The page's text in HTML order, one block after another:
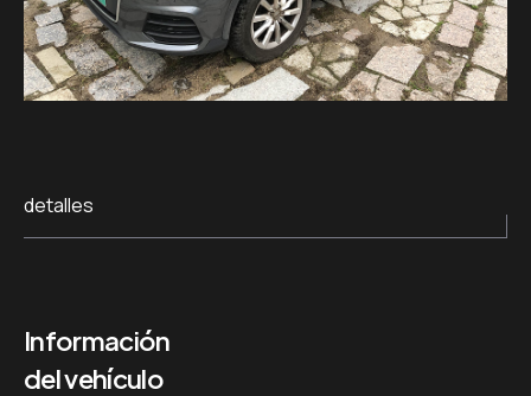
detalles
Información
del vehículo